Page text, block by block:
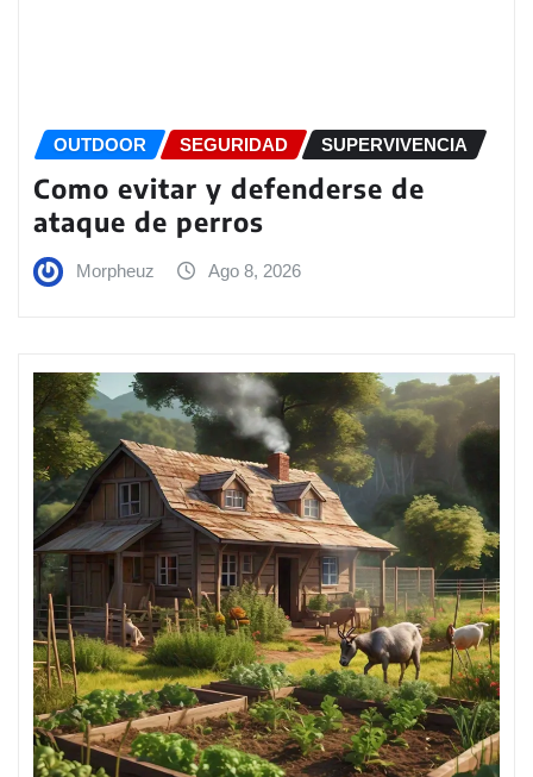
OUTDOOR SEGURIDAD SUPERVIVENCIA
Como evitar y defenderse de
ataque de perros
Morpheuz Ago 8, 2026